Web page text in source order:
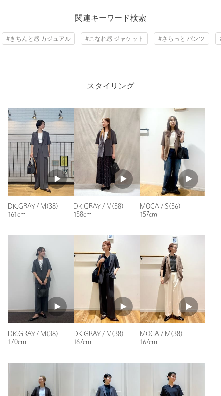
購入サイズ：S(36)
｜
購入カラー：DK.GRAY
パンツとセットで購入しました
性別：女性
年代：50代前半
身長：
158cm
普段の着用サイズ：
6人が参考になったと回答
参考になった
ニックネーム： みさこ
投稿日： 2026年7月5日
購入サイズ：M(38)
｜
購入カラー：DK.GRAY
購入商品のサイズ感：
少し大きい
生地が薄手で真夏でも着れそうです。クーラーで冷えるので袖
サイズでも良かったかもしれません。
普段の着用サイズ：
関連キーワード検索
#きちんと感 カジュアル #こなれ感 ジャケット #さらっと パンツ
スタイリング
DK.GRAY / M(38)
161cm
DK.GRAY / M(38)
158cm
MOCA / S(36)
157cm
DK.GRAY / M(38)
170cm
DK.GRAY / M(38)
167cm
MOCA / M(38)
167cm